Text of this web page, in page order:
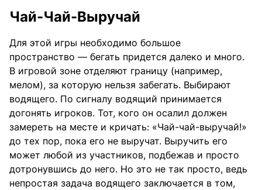
Чай-Чай-Выручай
Для этой игры необходимо большое
пространство — бегать придется далеко и много.
В игровой зоне отделяют границу (например,
мелом), за которую нельзя забегать. Выбирают
водящего. По сигналу водящий принимается
догонять игроков. Тот, кого он осалил должен
замереть на месте и кричать: «Чай-чай-выручай!»
до тех пор, пока его не выручат. Выручить его
может любой из участников, подбежав и просто
дотронувшись до него. Но это не так просто, ведь
непростая задача водящего заключается в том,